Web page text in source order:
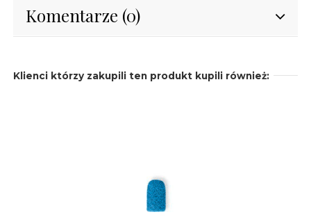
Komentarze (0)
Klienci którzy zakupili ten produkt kupili również: